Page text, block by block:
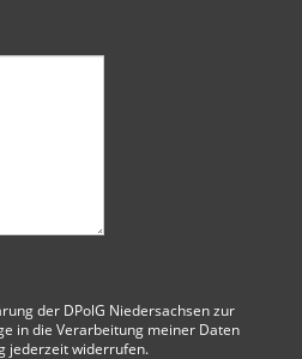
der DPolG Niedersachsenzur
in die Verarbeitung meiner Daten
jederzeit widerrufen.